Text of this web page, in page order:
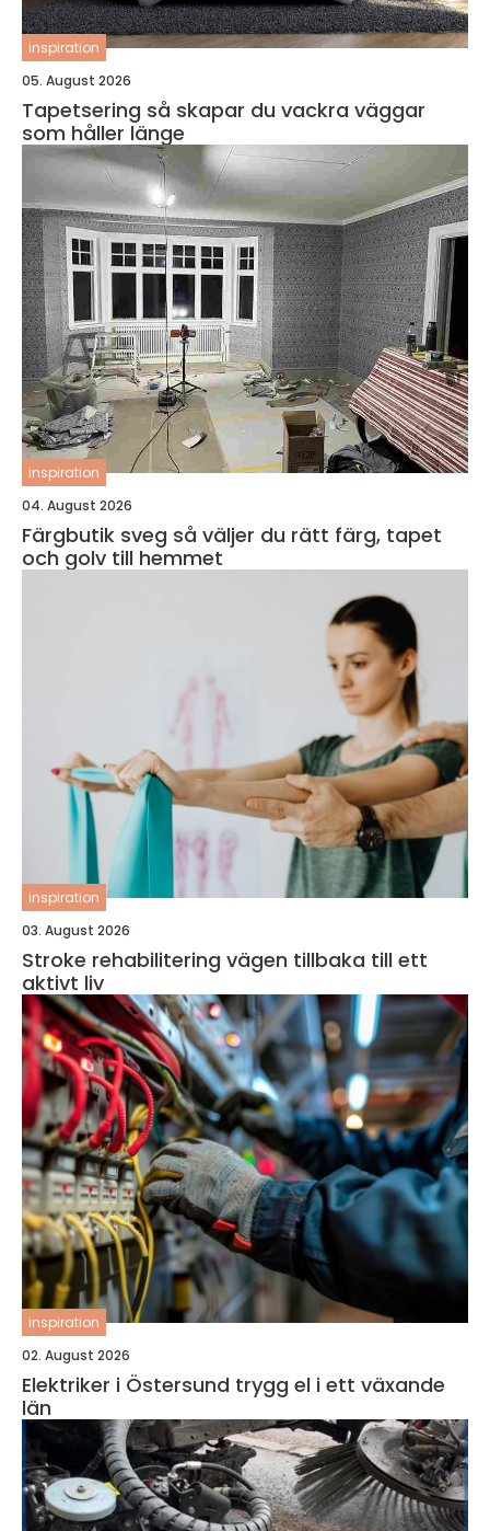
inspiration
05. August 2026
Tapetsering så skapar du vackra väggar
som håller länge
inspiration
04. August 2026
Färgbutik sveg så väljer du rätt färg, tapet
och golv till hemmet
inspiration
03. August 2026
Stroke rehabilitering vägen tillbaka till ett
aktivt liv
inspiration
02. August 2026
Elektriker i Östersund trygg el i ett växande
län